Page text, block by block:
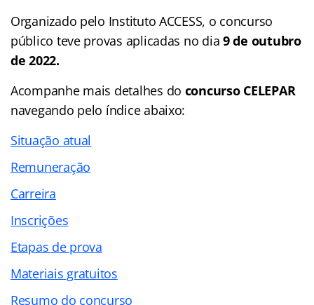
Organizado pelo Instituto ACCESS, o concurso
público teve provas aplicadas no dia9 de outubro
de 2022.
Acompanhe mais detalhes do concurso CELEPAR
navegando pelo índice abaixo:
Situação atual
Remuneração
Carreira
Inscrições
Etapas de prova
Materiais gratuitos
Resumo do concurso